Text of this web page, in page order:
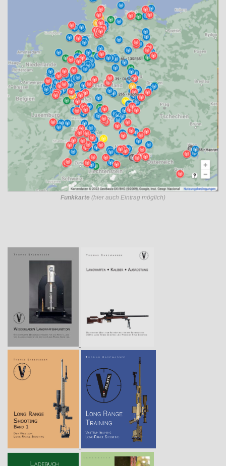
Funkkarte (hier auch Eintrag möglich)